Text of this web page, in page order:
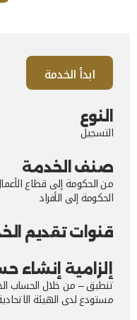
ابدأ الخدمة
النوع
التسجيل
صنف الخدمة
من الحكومة إلى قطاع
الحكومة إلى الأفراد
قنوات تقديم
إلزامية إنشاء
تنطبق – من خلال الحساب
مستودع لدى الهيئة